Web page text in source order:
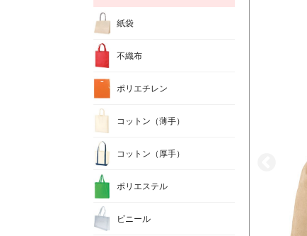
紙袋
不織布
ポリエチレン
コットン（薄手）
コットン（厚手）
ポリエステル
ビニール